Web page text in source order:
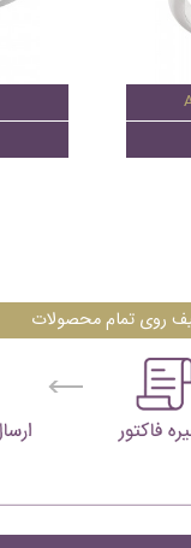
روی تمام محصولات